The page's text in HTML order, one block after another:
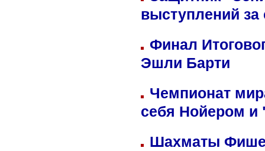
выступлений
Финал
Эшли Барти
Чемпионат
себя Нойером и
Шахматы